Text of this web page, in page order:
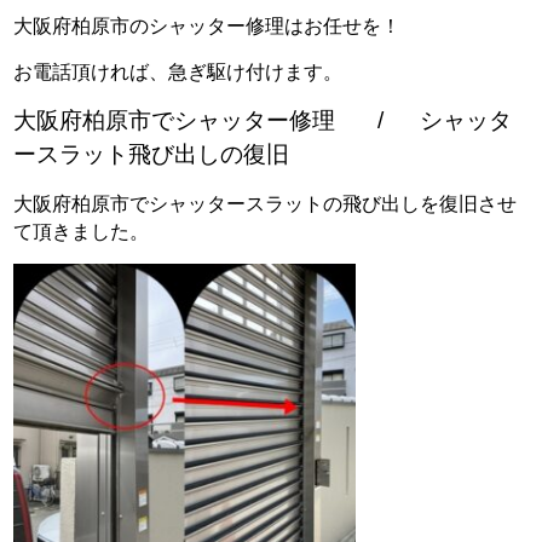
大阪府柏原市のシャッター修理はお任せを！
お電話頂ければ、急ぎ駆け付けます。
大阪府柏原市でシャッター修理 / シャッタ
ースラット飛び出しの復旧
大阪府柏原市でシャッタースラットの飛び出しを復旧させ
て頂きました。